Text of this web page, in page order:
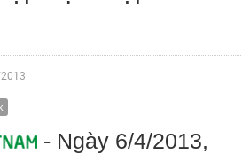
- Ngày 6/4/2013,